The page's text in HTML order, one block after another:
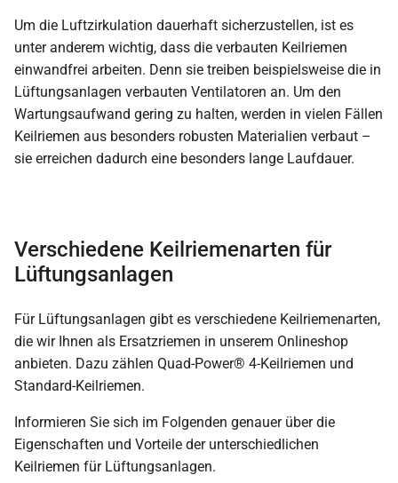
Um die Luftzirkulation dauerhaft sicherzustellen, ist es
unter anderem wichtig, dass die verbauten Keilriemen
einwandfrei arbeiten. Denn sie treiben beispielsweise die in
Lüftungsanlagen verbauten Ventilatoren an. Um den
Wartungsaufwand gering zu halten, werden in vielen Fällen
Keilriemen aus besonders robusten Materialien verbaut –
sie erreichen dadurch eine besonders lange Laufdauer.
Verschiedene Keilriemenarten für
Lüftungsanlagen
Für Lüftungsanlagen gibt es verschiedene Keilriemenarten,
die wir Ihnen als Ersatzriemen in unserem Onlineshop
anbieten. Dazu zählen Quad-Power® 4-Keilriemen und
Standard-Keilriemen.
Informieren Sie sich im Folgenden genauer über die
Eigenschaften und Vorteile der unterschiedlichen
Keilriemen für Lüftungsanlagen.